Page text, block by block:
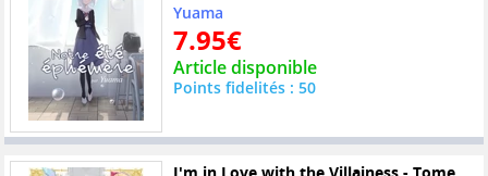
Yuama
7.95€
Article disponible
Points fidelités : 50